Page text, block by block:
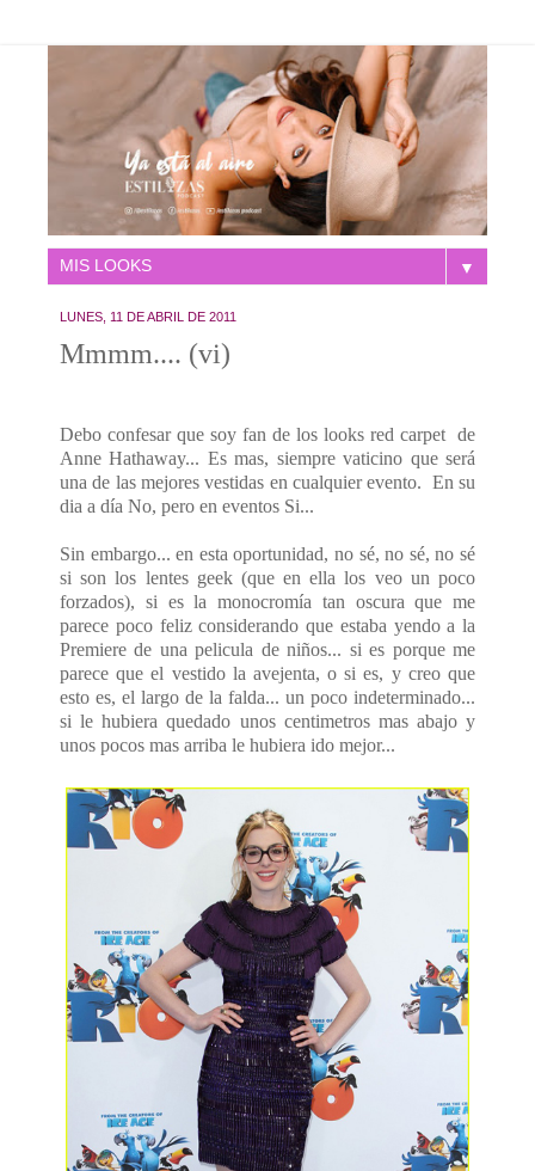
▼
LUNES, 11 DE ABRIL DE 2011
Mmmm.... (vi)
Debo confesar que soy fan de los looks red carpet de
Anne Hathaway... Es mas, siempre vaticino que será
una de las mejores vestidas en cualquier evento. En su
dia a día No, pero en eventos Si...
Sin embargo... en esta oportunidad, no sé, no sé, no sé
si son los lentes geek (que en ella los veo un poco
forzados), si es la monocromía tan oscura que me
parece poco feliz considerando que estaba yendo a la
Premiere de una pelicula de niños... si es porque me
parece que el vestido la avejenta, o si es, y creo que
esto es, el largo de la falda... un poco indeterminado...
si le hubiera quedado unos centimetros mas abajo y
unos pocos mas arriba le hubiera ido mejor...